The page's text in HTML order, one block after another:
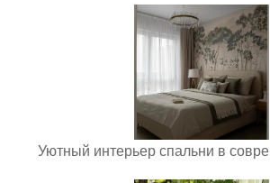
Уютный интерьер спальни в